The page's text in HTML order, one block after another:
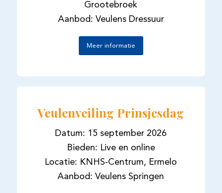
Grootebroek
Aanbod: Veulens Dressuur
Meer informatie
Veulenveiling Prinsjesdag
Datum: 15 september 2026
Bieden: Live en online
Locatie: KNHS-Centrum, Ermelo
Aanbod: Veulens Springen